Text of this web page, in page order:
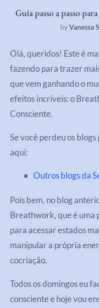
Guia passo a passo
byVanessa
Olá, queridos! Este é
fazendo para trazer
que vem ganhando o
efeitos incríveis: o
Consciente.
Se você perdeu os
aqui:
Outros blogs da
Pois bem, no blog
Breathwork, que é uma
para acessar estados
manipular a própria
cocriação.
Todos os domingos eu
consciente e hoje vou